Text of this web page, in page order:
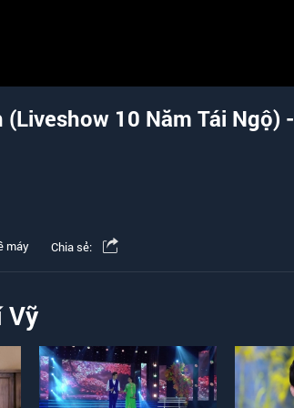
(Liveshow 10 Năm Tái Ngộ) -
máy Chia sẻ:
Vỹ